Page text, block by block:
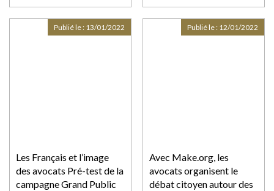
Les Français et l’image
des avocats Pré-test de la
campagne Grand Public
Publié le : 13/01/2022
Avec Make.org, les
avocats organisent le
débat citoyen autour des
Publié le : 12/01/2022